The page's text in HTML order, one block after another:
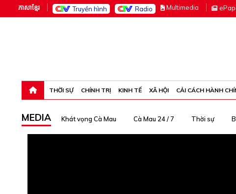
ភាសាខ្មែរ Truyền hình Radio Multimedia eP
THỜI SỰ CHÍNH TRỊ KINH TẾ XÃ HỘI CẢI CÁCH HÀNH
MEDIA Khát vọng Cà Mau Cà Mau 24 / 7 Thời sự